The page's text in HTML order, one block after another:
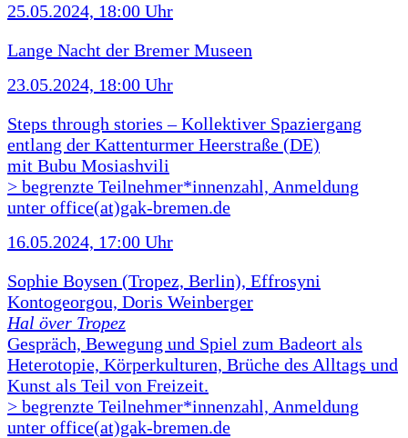
25.05.2024, 18:00 Uhr
Lange Nacht der Bremer Museen
23.05.2024, 18:00 Uhr
Steps through stories – Kollektiver Spaziergang
entlang der Kattenturmer Heerstraße (DE)
mit Bubu Mosiashvili
> begrenzte Teilnehmer*innenzahl, Anmeldung
unter office(at)gak-bremen.de
16.05.2024, 17:00 Uhr
Sophie Boysen (Tropez, Berlin), Effrosyni
Kontogeorgou, Doris Weinberger
Hal över Tropez
Gespräch, Bewegung und Spiel zum Badeort als
Heterotopie, Körperkulturen, Brüche des Alltags und
Kunst als Teil von Freizeit.
> begrenzte Teilnehmer*innenzahl, Anmeldung
unter office(at)gak-bremen.de